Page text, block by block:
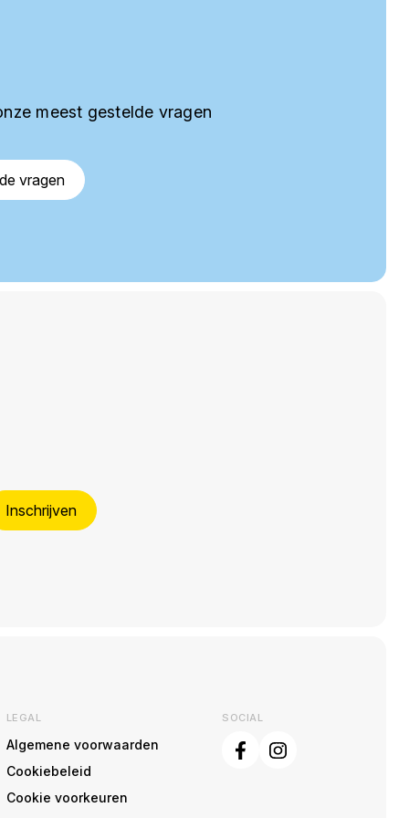
meest gestelde vragen
vragen
Inschrijven
LEGAL
Algemene voorwaarden
Cookiebeleid
Cookie voorkeuren
SOCIAL